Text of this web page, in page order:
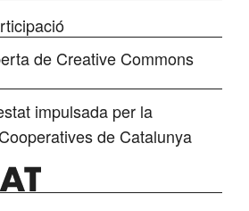
de Creative Commons
impulsada per la
de Catalunya